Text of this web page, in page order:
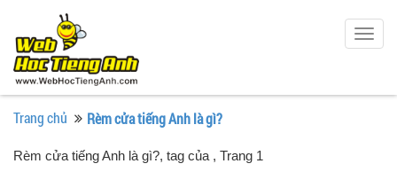
Trang chủ Rèm cửa tiếng Anh là gì?
Rèm cửa tiếng Anh là gì?, tag của , Trang 1